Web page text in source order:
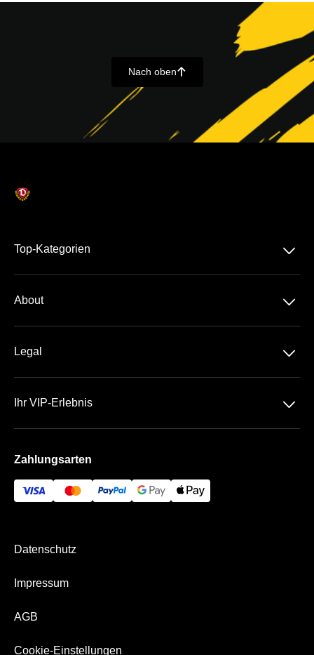
Nach oben􀄨
Top-Kategorien 􀆈
DFB-Pokal
About 􀆈
Team
Legal 􀆈
Ihr VIP-Erlebnis 􀆈
Zahlungsarten
Datenschutz
Impressum
AGB
Cookie-Einstellungen